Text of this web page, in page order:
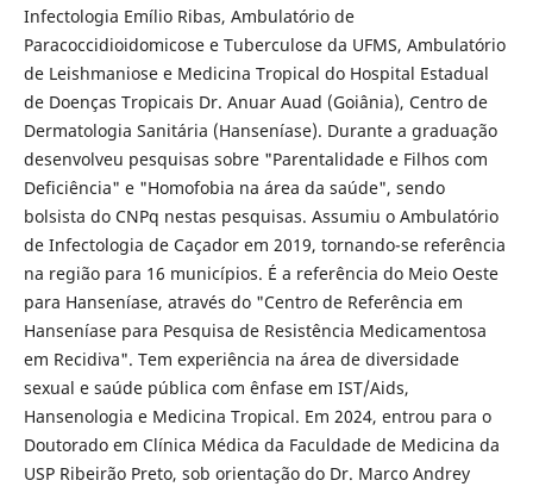
Infectologia Emílio Ribas, Ambulatório de
Paracoccidioidomicose e Tuberculose da UFMS, Ambulatório
de Leishmaniose e Medicina Tropical do Hospital Estadual
de Doenças Tropicais Dr. Anuar Auad (Goiânia), Centro de
Dermatologia Sanitária (Hanseníase). Durante a graduação
desenvolveu pesquisas sobre "Parentalidade e Filhos com
Deficiência" e "Homofobia na área da saúde", sendo
bolsista do CNPq nestas pesquisas. Assumiu o Ambulatório
de Infectologia de Caçador em 2019, tornando-se referência
na região para 16 municípios. É a referência do Meio Oeste
para Hanseníase, através do "Centro de Referência em
Hanseníase para Pesquisa de Resistência Medicamentosa
em Recidiva". Tem experiência na área de diversidade
sexual e saúde pública com ênfase em IST/Aids,
Hansenologia e Medicina Tropical. Em 2024, entrou para o
Doutorado em Clínica Médica da Faculdade de Medicina da
USP Ribeirão Preto, sob orientação do Dr. Marco Andrey